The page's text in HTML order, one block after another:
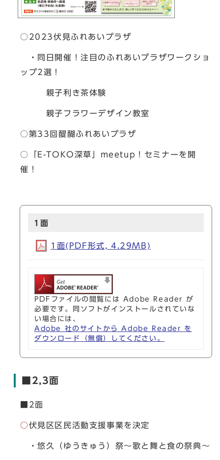
○2023伏見ふれあいプラザ
・同日開催！注目のふれあいプラザワークショ
ップ2選！
親子利き茶体験
親子フラワーデザイン教室
○第33回醍醐ふれあいプラザ
○「E-TOKO深草」meetup！セミナーを開
催！
1面
1面(PDF形式, 4.29MB)
PDFファイルの閲覧には Adobe Reader が
必要です。同ソフトがインストールされていな
い場合には、
Adobe 社のサイトから Adobe Reader を
ダウンロード（無償）してください。
■2,3面
■2面
○伏見区区民活動支援事業を決定
・悠久（ゆうきゅう）祭～歌と舞と食の祭典～